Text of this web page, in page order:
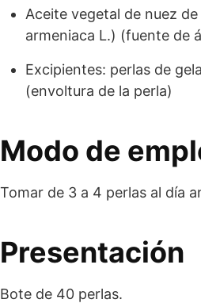
Aceite vegetal de nuez
armeniaca L.) (fuente de
Excipientes: perlas de
(envoltura de la perla)
Modo de
Tomar de 3 a 4 perlas al día
Presentación
Bote de 40 perlas.